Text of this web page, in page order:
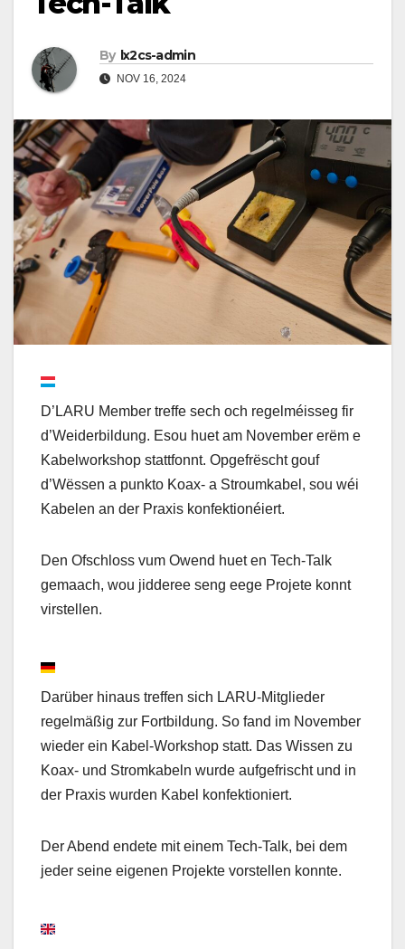
By lx2cs-admin
NOV 16, 2024
D’LARU Member treffe sech och regelméisseg fir
d’Weiderbildung. Esou huet am November erëm e
Kabelworkshop stattfonnt. Opgefrëscht gouf
d’Wëssen a punkto Koax- a Stroumkabel, sou wéi
Kabelen an der Praxis konfektionéiert.
Den Ofschloss vum Owend huet en Tech-Talk
gemaach, wou jidderee seng eege Projete konnt
virstellen.
Darüber hinaus treffen sich LARU-Mitglieder
regelmäßig zur Fortbildung. So fand im November
wieder ein Kabel-Workshop statt. Das Wissen zu
Koax- und Stromkabeln wurde aufgefrischt und in
der Praxis wurden Kabel konfektioniert.
Der Abend endete mit einem Tech-Talk, bei dem
jeder seine eigenen Projekte vorstellen konnte.